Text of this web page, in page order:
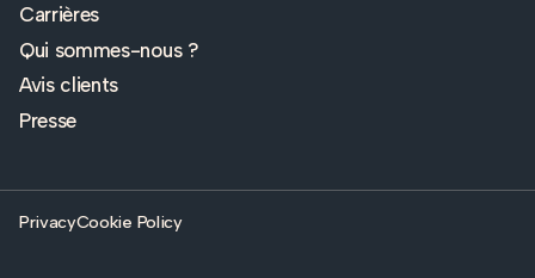
Carrières
Qui sommes-nous ?
Avis clients
Presse
PrivacyCookie Policy